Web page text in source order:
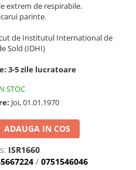
extrem de respirabile.
parinte.
de Institutul International de
Sold (IDHI)
3-5 zile lucratoare
STOC
Joi, 01.01.1970
ADAUGA IN COS
ISR1660
/ 0751546046